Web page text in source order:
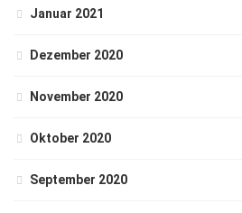
Januar 2021
Dezember 2020
November 2020
Oktober 2020
September 2020